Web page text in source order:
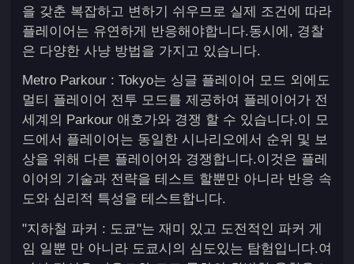
을 갖춘 복잡하고 변하기 쉬우므로 실제 조건에 따라
플레이어는 유연하게 반응해야합니다.동시에, 경찰
은 다양한 사냥 방법을 가지고 있습니다.
Metro Parkour : Tokyo는 싱글 플레이어 모드 외에도
멀티 플레이어 전투 모드를 제공하여 플레이어가 전
세계의 Parkour 애호가와 경쟁 할 수 있습니다.이 모
드에서 플레이어는 동일한 시나리오에서 순위 및 보
상을 위해 다른 플레이어와 경쟁합니다.이것은 플레
이어의 기술과 전략을 테스트 할뿐만 아니라 반응 속
도와 심리적 특성을 테스트합니다.
"지하철 파커 : 도쿄"는 재미 있고 도전적인 파커 게
임 일뿐 만 아니라 도쿄시의 심도있는 탐험입니다.여